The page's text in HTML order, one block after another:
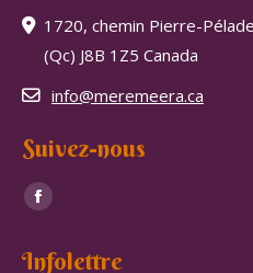
1720, chemin Pierre-
(Qc) J8B 1Z5 Canada
info@meremeera.ca
Suivez-nous
Trouvez nous sur :
Facebook
opens
Infolettre